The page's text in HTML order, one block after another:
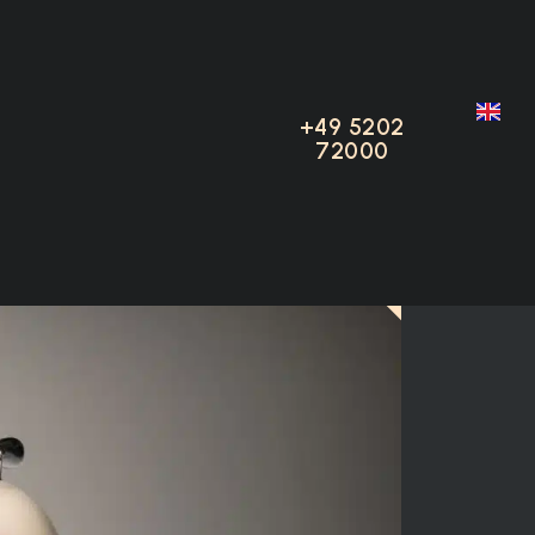
+49 5202
72000
+49 5202
72000